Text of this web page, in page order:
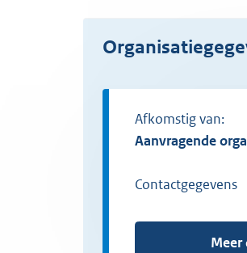
Afkomstig van:
Aanvragende
Contactgegevens
Meer